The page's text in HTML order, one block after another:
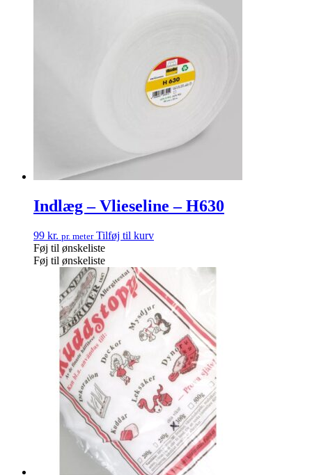
Indlæg – Vlieseline – H630
99 kr. pr. meter Tilføj til kurv
Føj til ønskeliste
Føj til ønskeliste